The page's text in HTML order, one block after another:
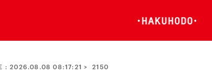
:2026.08.08 08:17:21 > 2150